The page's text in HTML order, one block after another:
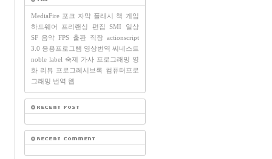
MediaFire 포크 자막 플래시 책 게임
하드웨어
프리랜싱 편집 SMI
일상
SF 음악 FPS 출판 직장 actionscript
3.0 응용프로그램 영상번역 씨네스트
noble label 숙제 가사 프로그래밍 영
화 리뷰 프로그레시브록 컴퓨터프로
그래밍 번역 웹